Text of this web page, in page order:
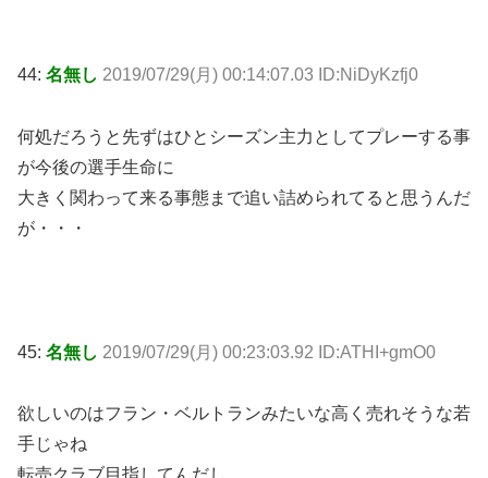
44: 名無し 2019/07/29(月) 00:14:07.03 ID:NiDyKzfj0
何処だろうと先ずはひとシーズン主力としてプレーする事
が今後の選手生命に
大きく関わって来る事態まで追い詰められてると思うんだ
が・・・
45: 名無し 2019/07/29(月) 00:23:03.92 ID:ATHI+gmO0
欲しいのはフラン・ベルトランみたいな高く売れそうな若
手じゃね